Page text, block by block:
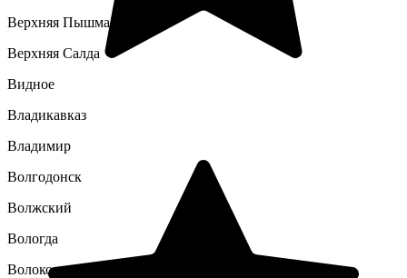
Верхняя Пышма
Верхняя Салда
Видное
Владикавказ
Владимир
Волгодонск
Волжский
Вологда
Волоколамск